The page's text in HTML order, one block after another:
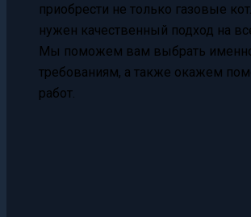
приобрести не только газовые
нужен качественный подход на
Мы поможем вам выбрать именно
требованиям, а также окажем
работ.